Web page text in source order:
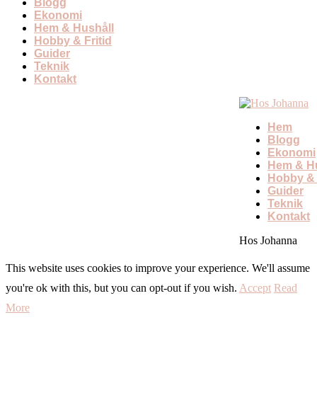
Ekonomi
Hem & Hushåll
Hobby & Fritid
Guider
Teknik
Kontakt
Hem
Blogg
Ekonomi
Hem &
Hobby
Guider
Teknik
Kontakt
Hos Johanna
This website uses cookies to improve your experience. We'll assume
you're ok with this, but you can opt-out if you wish. Accept Read
More